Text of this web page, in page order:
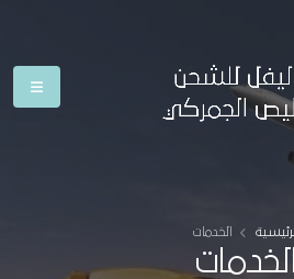
الخدمات
الرئيسية الخدمات